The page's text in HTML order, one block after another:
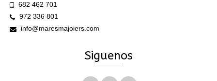
682 462 701
972 336 801
info@maresmajoiers.com
Siguenos